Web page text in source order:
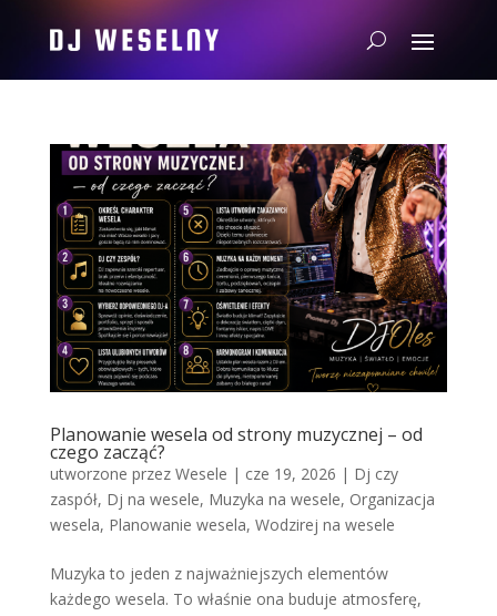
Planowanie wesela od strony muzycznej – od
czego zacząć?
utworzone przez Wesele | cze 19, 2026 | Dj czy
zaspół, Dj na wesele, Muzyka na wesele, Organizacja
wesela, Planowanie wesela, Wodzirej na wesele
Muzyka to jeden z najważniejszych elementów
każdego wesela. To właśnie ona buduje atmosferę,